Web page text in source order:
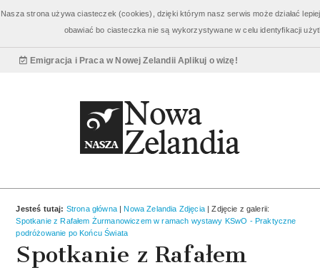
Bilety Nowa Zelandiaod 3960 zł
od 3810 zł
Emigracja i Praca w Nowej ZelandiiAplikuj o wizę!
Jesteś tutaj: Strona główna|Nowa Zelandia Zdjęcia| Zdjęcie z galerii:
Spotkanie z Rafałem Żurmanowiczem w ramach wystawy KSwO - Praktyczne
podróżowanie po Końcu Świata
Spotkanie z Rafałem
Nasza strona używa ciasteczek (cookies), dzięki którym nasz serwis może działać
obawiać bo ciasteczka nie są wykorzystywane w celu identyfikacji